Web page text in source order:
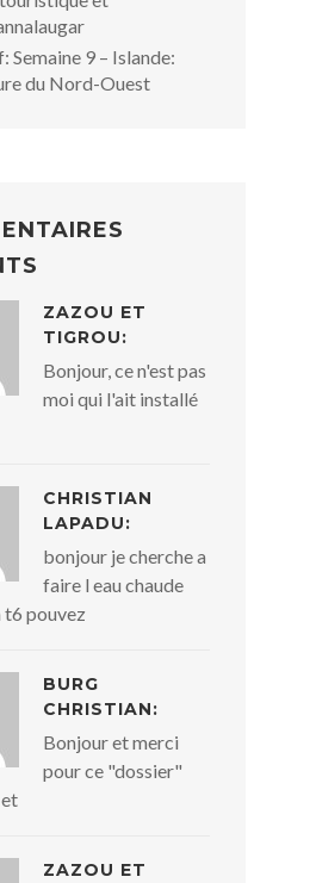
Semaine 9 – Islande:
du Nord-Ouest
ZAZOU ET
TIGROU:
Bonjour, ce n'est pas
moi qui l'ait installé
CHRISTIAN
LAPADU:
bonjour je cherche a
faire l eau chaude
t6 pouvez
BURG
CHRISTIAN:
Bonjour et merci
pour ce "dossier"
ZAZOU ET